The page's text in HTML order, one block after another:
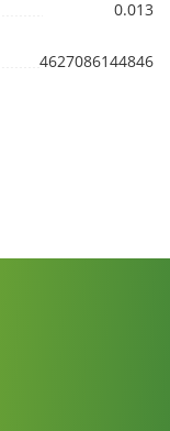
0.013
4627086144846